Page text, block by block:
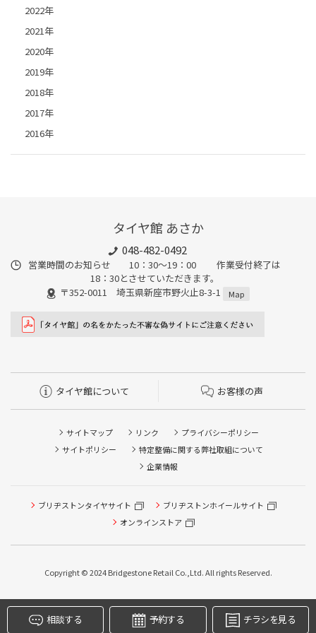
2022年
2021年
2020年
2019年
2018年
2017年
2016年
タイヤ館 あさか
048-482-0492
営業時間のお知らせ 10：30～19：00 作業受付終了は
18：30とさせていただきます。
〒352-0011 埼玉県新座市野火止8-3-1
Map
タイヤ館について お客様の声
サイトマップ リンク
プライバシーポリシー
サイトポリシー
特定整備に関する弊社取組について
企業情報
ブリヂストンタイヤサイト
ブリヂストンホイールサイト
オンラインストア
Copyright © 2024 Bridgestone Retail Co.,Ltd. All rights Reserved.
相談する 予約する チラシを見る
タイヤ点検・安全点検/タイヤ履き替え/オイル交換/その他
ピット作業の予約
本日のタイヤ履き替え順番待ち予約 ※クローク契約会員の